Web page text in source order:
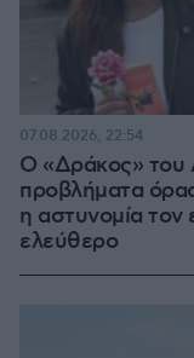
Ο «Δράκος» του
προβλήματα
η αστυνομία τον
ελεύθερο
07.08.2026, 22:54